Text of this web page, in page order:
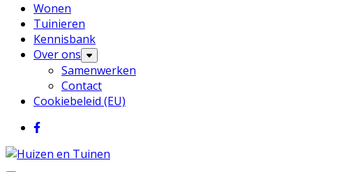
Wonen
Tuinieren
Kennisbank
Over ons
Samenwerken
Contact
Cookiebeleid (EU)